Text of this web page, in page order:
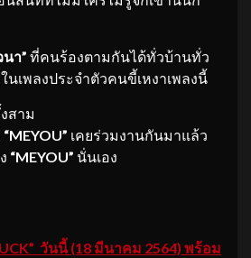
นา” ที่คนร้องตามกันได้ทั่วบ้านทั่ว
นเพลงประจำตัวคนขี้เหงาเพลงนี้
สาม
“MEYOU” เคยร่วมงานกันมาแล้ว
“MEYOU” นั่นเอง
วันนี้ (18 มีนาคม 2564) พร้อม